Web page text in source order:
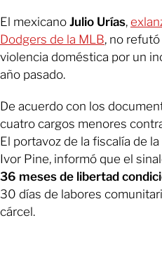
El mexicano Julio Urías,
Dodgers de la MLB, no
violencia doméstica por un
año pasado.
De acuerdo con los
cuatro cargos menores
El portavoz de la fiscalía de
Ivor Pine, informó que el
36 meses de libertad
30 días de labores
cárcel.